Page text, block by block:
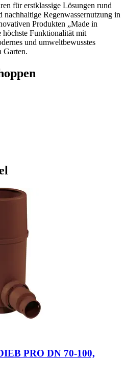
für erstklassige Lösungen rund
nachhaltige Regenwassernutzung in
Produkten „Made in
Funktionalität mit
und umweltbewusstes
Garten.
PRO DN 70-​100,